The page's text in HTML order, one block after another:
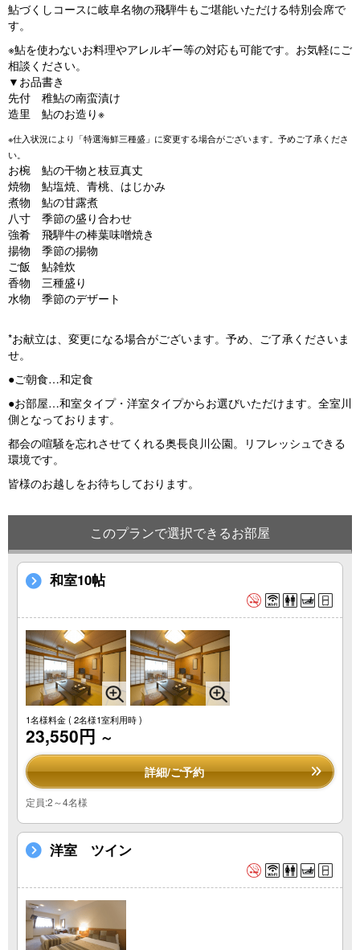
鮎づくしコースに岐阜名物の飛騨牛もご堪能いただける特別会席で
す。
※鮎を使わないお料理やアレルギー等の対応も可能です。お気軽にご
相談ください。
▼お品書き
先付 稚鮎の南蛮漬け
造里 鮎のお造り※
※仕入状況により「特選海鮮三種盛」に変更する場合がございます。予めご了承くださ
い。
お椀 鮎の干物と枝豆真丈
焼物 鮎塩焼、青桃、はじかみ
煮物 鮎の甘露煮
八寸 季節の盛り合わせ
強肴 飛騨牛の棒葉味噌焼き
揚物 季節の揚物
ご飯 鮎雑炊
香物 三種盛り
水物 季節のデザート
*お献立は、変更になる場合がございます。予め、ご了承くださいま
せ。
●ご朝食…和定食
●お部屋…和室タイプ・洋室タイプからお選びいただけます。全室川
側となっております。
都会の喧騒を忘れさせてくれる奥長良川公園。リフレッシュできる
環境です。
皆様のお越しをお待ちしております。
このプランで選択できるお部屋
和室10帖
1名様料金( 2名様1室利用時 )
23,550円 ～
詳細/ご予約
定員:2～4名様
洋室 ツイン